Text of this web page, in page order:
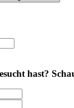
hast?